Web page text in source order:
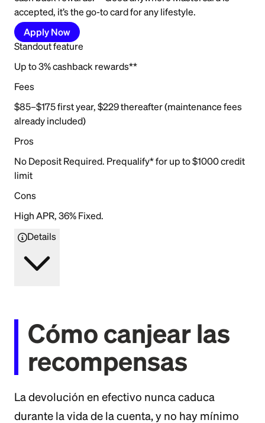
accepted, it’s the go-to card for any lifestyle.
Apply Now
Standout feature
Up to 3% cashback rewards**
Fees
$85–$175 first year, $229 thereafter (maintenance fees
already included)
Pros
No Deposit Required. Prequalify* for up to $1000 credit
limit
Cons
High APR, 36% Fixed.
Details
Cómo canjear las
recompensas
La devolución en efectivo nunca caduca
durante la vida de la cuenta, y no hay mínimo